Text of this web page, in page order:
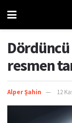
resmen
Alper Şahin 12